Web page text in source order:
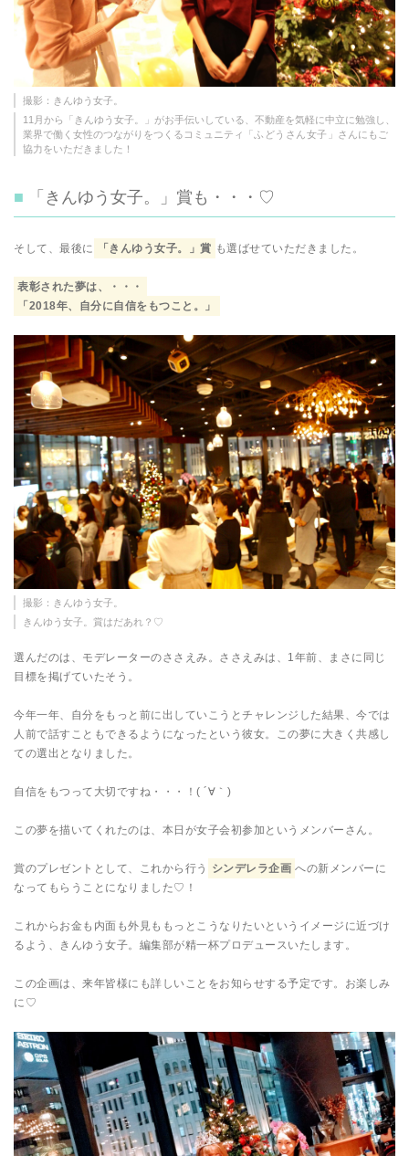
撮影：きんゆう女子。
11月から「きんゆう女子。」がお手伝いしている、不動産を気軽に中立に勉強し、
業界で働く女性のつながりをつくるコミュニティ「 ふどうさん女子 」さんにもご
協力をいただきました！
「きんゆう女子。」賞も・・・♡
そして、最後に 「きんゆう女子。」賞 も選ばせていただきました。
表彰された夢は、・・・
「2018年、自分に自信をもつこと。」
撮影：きんゆう女子。
きんゆう女子。賞はだあれ？♡
選んだのは、モデレーターのささえみ。ささえみは、1年前、まさに同じ
目標を掲げていたそう。
今年一年、自分をもっと前に出していこうとチャレンジした結果、今では
人前で話すこともできるようになったという彼女。この夢に大きく共感し
ての選出となりました。
自信をもつって大切ですね・・・！( ´∀｀)
この夢を描いてくれたのは、本日が女子会初参加というメンバーさん。
賞のプレゼントとして、これから行う シンデレラ企画 への新メンバーに
なってもらうことになりました♡！
これからお金も内面も外見ももっとこうなりたいというイメージに近づけ
るよう、きんゆう女子。編集部が精一杯プロデュースいたします。
この企画は、来年皆様にも詳しいことをお知らせする予定です。お楽しみ
に♡